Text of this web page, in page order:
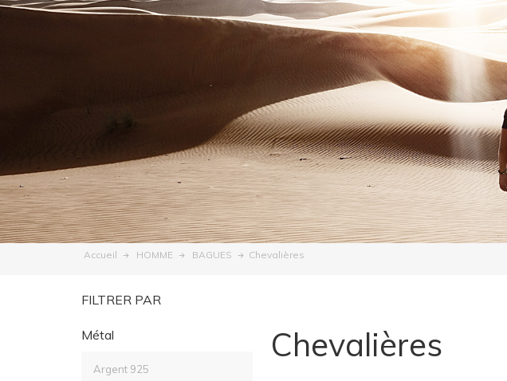
Accueil HOMME BAGUES Chevalières
FILTRER PAR
Métal
Argent 925
Chevalières